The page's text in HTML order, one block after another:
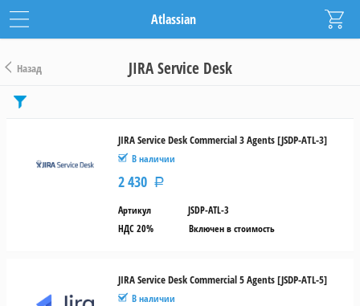
Atlassian
Назад JIRA Service Desk
Цена
JIRA Service Desk Commercial 3 Agents [JSDP-ATL-3]
В наличии
2 430 Р
Артикул
JSDP-ATL-3
НДС 20%
Включен в стоимость
JIRA Service Desk Commercial 5 Agents [JSDP-ATL-5]
В наличии